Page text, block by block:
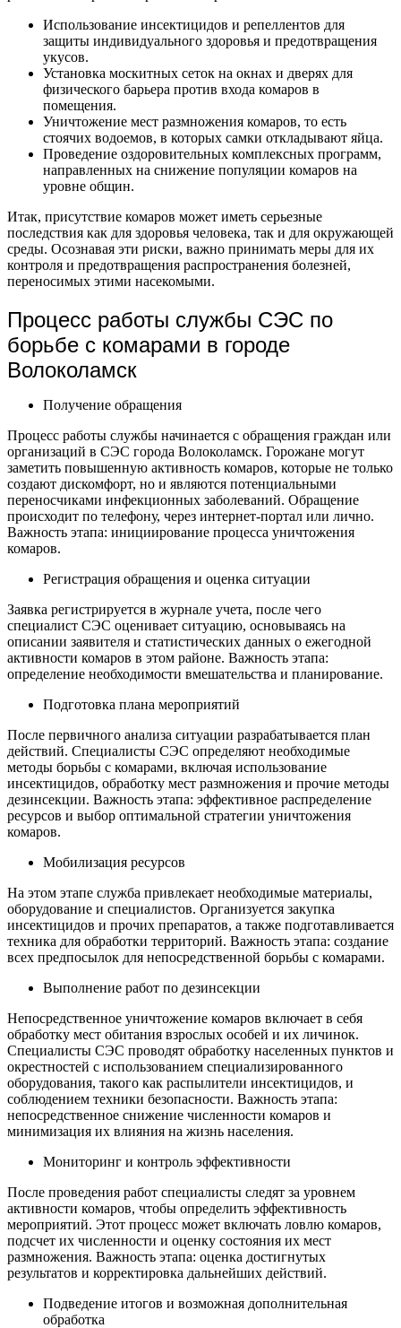
Использование инсектицидов и репеллентов для
защиты индивидуального здоровья и предотвращения
укусов.
Установка москитных сеток на окнах и дверях для
физического барьера против входа комаров в
помещения.
Уничтожение мест размножения комаров, то есть
стоячих водоемов, в которых самки откладывают яйца.
Проведение оздоровительных комплексных программ,
направленных на снижение популяции комаров на
уровне общин.
Итак, присутствие комаров может иметь серьезные
последствия как для здоровья человека, так и для окружающей
среды. Осознавая эти риски, важно принимать меры для их
контроля и предотвращения распространения болезней,
переносимых этими насекомыми.
Процесс работы службы СЭС по
борьбе с комарами в городе
Волоколамск
Получение обращения
Процесс работы службы начинается с обращения граждан или
организаций в СЭС города Волоколамск. Горожане могут
заметить повышенную активность комаров, которые не только
создают дискомфорт, но и являются потенциальными
переносчиками инфекционных заболеваний. Обращение
происходит по телефону, через интернет-портал или лично.
Важность этапа: инициирование процесса уничтожения
комаров.
Регистрация обращения и оценка ситуации
Заявка регистрируется в журнале учета, после чего
специалист СЭС оценивает ситуацию, основываясь на
описании заявителя и статистических данных о ежегодной
активности комаров в этом районе. Важность этапа:
определение необходимости вмешательства и планирование.
Подготовка плана мероприятий
После первичного анализа ситуации разрабатывается план
действий. Специалисты СЭС определяют необходимые
методы борьбы с комарами, включая использование
инсектицидов, обработку мест размножения и прочие методы
дезинсекции. Важность этапа: эффективное распределение
ресурсов и выбор оптимальной стратегии уничтожения
комаров.
Мобилизация ресурсов
На этом этапе служба привлекает необходимые материалы,
оборудование и специалистов. Организуется закупка
инсектицидов и прочих препаратов, а также подготавливается
техника для обработки территорий. Важность этапа: создание
всех предпосылок для непосредственной борьбы с комарами.
Выполнение работ по дезинсекции
Непосредственное уничтожение комаров включает в себя
обработку мест обитания взрослых особей и их личинок.
Специалисты СЭС проводят обработку населенных пунктов и
окрестностей с использованием специализированного
оборудования, такого как распылители инсектицидов, и
соблюдением техники безопасности. Важность этапа:
непосредственное снижение численности комаров и
минимизация их влияния на жизнь населения.
Мониторинг и контроль эффективности
После проведения работ специалисты следят за уровнем
активности комаров, чтобы определить эффективность
мероприятий. Этот процесс может включать ловлю комаров,
подсчет их численности и оценку состояния их мест
размножения. Важность этапа: оценка достигнутых
результатов и корректировка дальнейших действий.
Подведение итогов и возможная дополнительная
обработка